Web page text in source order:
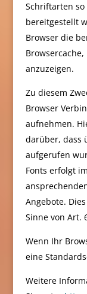
Schriftarten so
bereitgestellt
Browser die
anzuzeigen.
Zu diesem
Browser
aufnehmen.
darüber, dass
aufgerufen
Fonts erfolgt
Angebote.
Sinne von Art.
Wenn Ihr
eine
Weitere